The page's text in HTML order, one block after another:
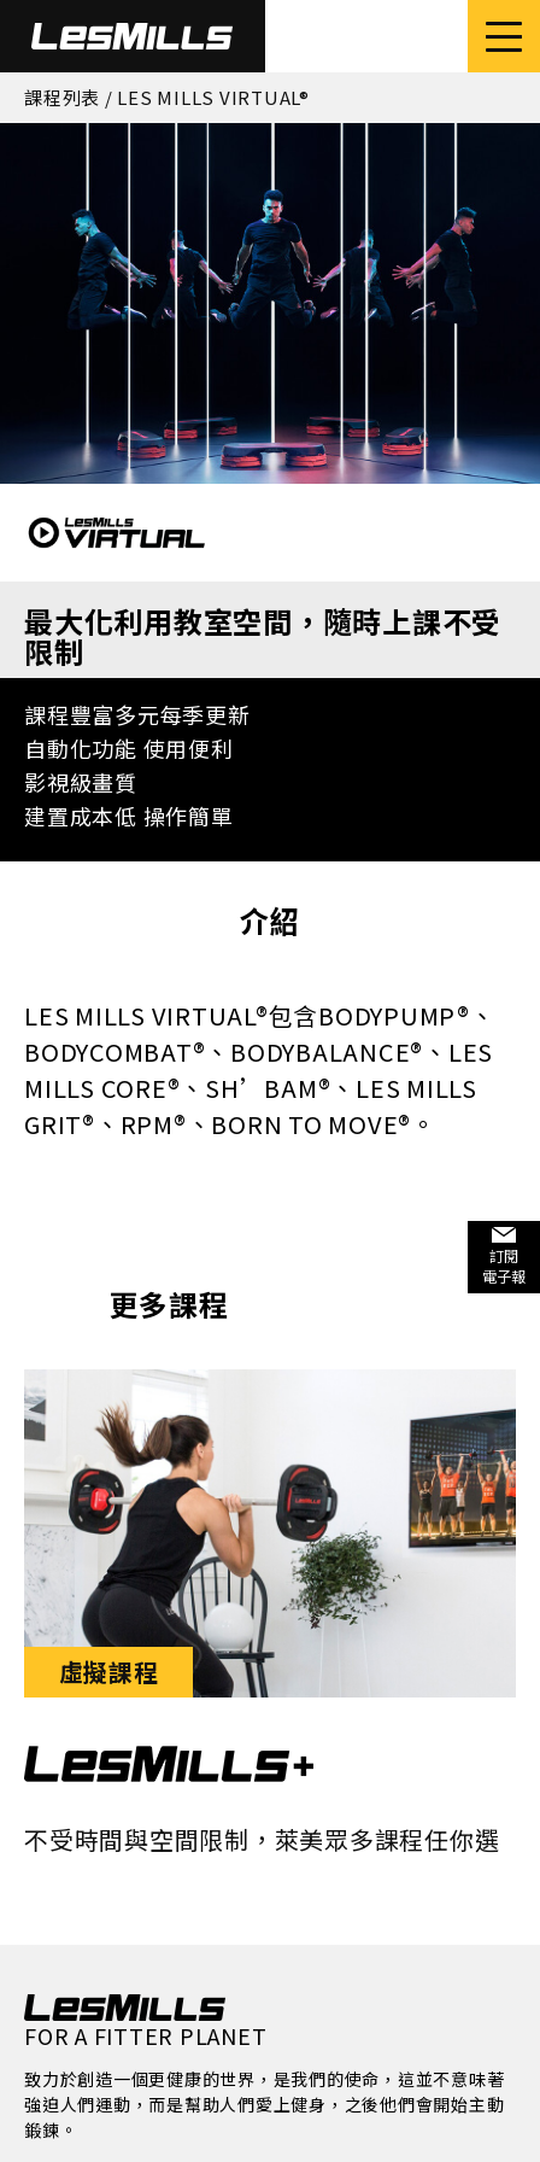
訂閱
電子報
課程列表 / LES MILLS VIRTUAL®
最大化利用教室空間，隨時上課不受
限制
課程豐富多元每季更新
自動化功能 使用便利
影視級畫質
建置成本低 操作簡單
介紹
LES MILLS VIRTUAL®包含BODYPUMP®、
BODYCOMBAT®、BODYBALANCE®、LES
MILLS CORE®、SH’BAM®、LES MILLS
GRIT®、RPM®、BORN TO MOVE®。
更多課程
虛擬課程
不受時間與空間限制，萊美眾多課程任你選
FOR A FITTER PLANET
致力於創造一個更健康的世界，是我們的使命，這並不意味著
強迫人們運動，而是幫助人們愛上健身，之後他們會開始主動
鍛鍊。